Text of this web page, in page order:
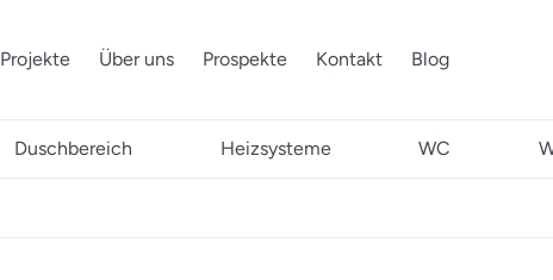
Projekte Über uns Prospekte Kontakt Blog
Duschbereich Heizsysteme WC